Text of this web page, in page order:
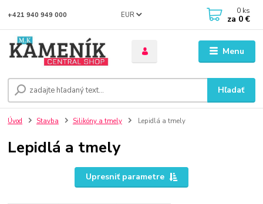
Menu
EUR
Hľadať
+421 940 949 000 0 ks
za 0 €
Úvod Stavba Silikóny a tmely Lepidlá a tmely
Lepidlá a tmely
Upresniť parametre